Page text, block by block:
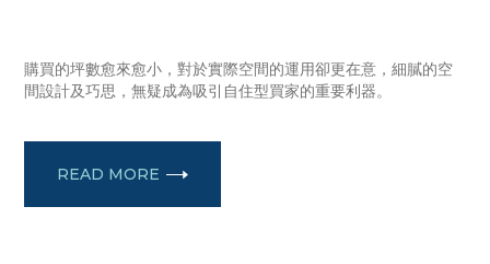
購買的坪數愈來愈小，對於實際空間的運用卻更在意，細膩的空
間設計及巧思，無疑成為吸引自住型買家的重要利器。
READ MORE